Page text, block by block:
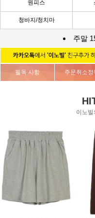
원피스
청바지/청치마
주말
필독 사항 주문취소정
이노